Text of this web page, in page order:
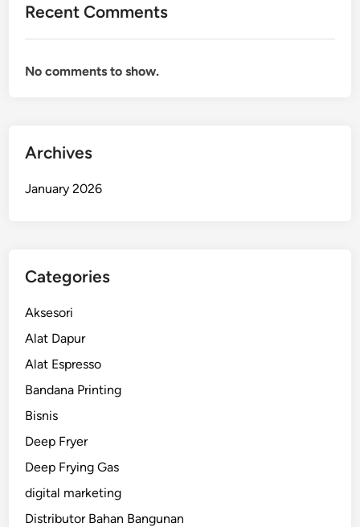
Recent Comments
No comments to show.
Archives
January 2026
Categories
Aksesori
Alat Dapur
Alat Espresso
Bandana Printing
Bisnis
Deep Fryer
Deep Frying Gas
digital marketing
Distributor Bahan Bangunan